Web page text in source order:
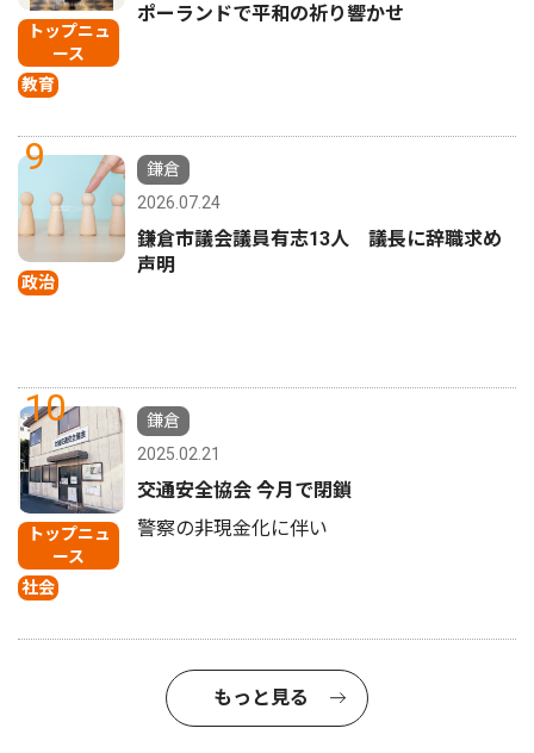
トップニュ
ース
教育
ポーランドで平和の祈り響かせ
9
政治
鎌倉
2026.07.24
鎌倉市議会議員有志13人 議長に辞職求め
声明
10
トップニュ
ース
社会
鎌倉
2025.02.21
交通安全協会 今月で閉鎖
警察の非現金化に伴い
もっと見る